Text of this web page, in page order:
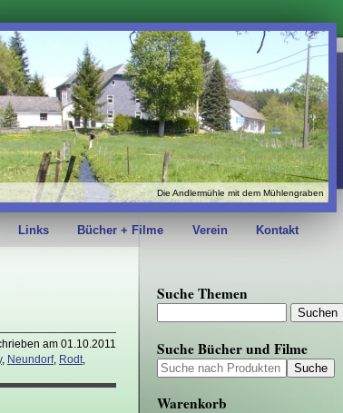
Die Andlermühle mit dem Mühlengraben
Links Bücher + Filme Verein Kontakt
am 01.10.2011
, Neundorf, Rodt
Suche Themen
Suche Bücher und Filme
Warenkorb